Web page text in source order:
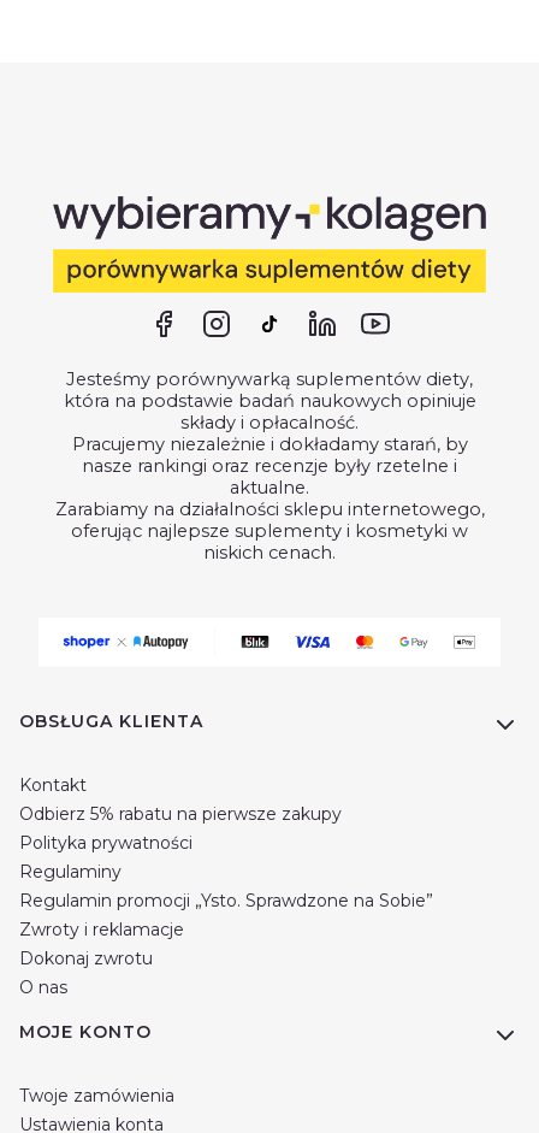
Jesteśmy porównywarką suplementów diety,
która na podstawie badań naukowych opiniuje
składy i opłacalność.
Pracujemy niezależnie i dokładamy starań, by
nasze rankingi oraz recenzje były rzetelne i
aktualne.
Zarabiamy na działalności sklepu internetowego,
oferując najlepsze suplementy i kosmetyki w
niskich cenach.
Linki w stopce
OBSŁUGA KLIENTA
Kontakt
Odbierz 5% rabatu na pierwsze zakupy
Polityka prywatności
Regulaminy
Regulamin promocji „Ysto. Sprawdzone na Sobie”
Zwroty i reklamacje
Dokonaj zwrotu
O nas
MOJE KONTO
Twoje zamówienia
Ustawienia konta